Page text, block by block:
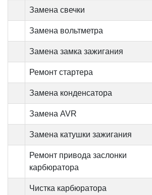
Замена свечки
Замена вольтметра
Замена замка зажигания
Ремонт стартера
Замена конденсатора
Замена AVR
Замена катушки зажигания
Ремонт привода заслонки
карбюратора
Чистка карбюратора